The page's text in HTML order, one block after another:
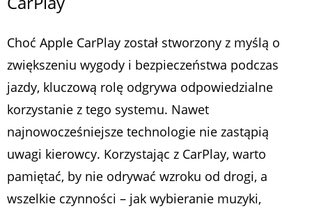
Choć Apple CarPlay został stworzony z myślą o
zwiększeniu wygody i bezpieczeństwa podczas
jazdy, kluczową rolę odgrywa odpowiedzialne
korzystanie z tego systemu. Nawet
najnowocześniejsze technologie nie zastąpią
uwagi kierowcy. Korzystając z CarPlay, warto
pamiętać, by nie odrywać wzroku od drogi, a
wszelkie czynności – jak wybieranie muzyki,